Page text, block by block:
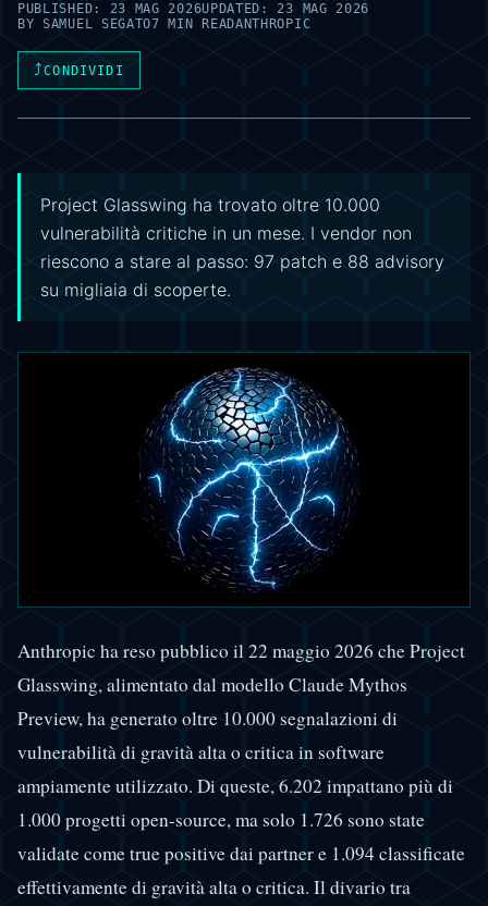
PUBLISHED: 23 MAG 2026UPDATED: 23 MAG 2026
BY SAMUEL SEGATO7 MIN READANTHROPIC
⤴CONDIVIDI
Project Glasswing ha trovato oltre 10.000
vulnerabilità critiche in un mese. I vendor non
riescono a stare al passo: 97 patch e 88 advisory
su migliaia di scoperte.
Anthropic ha reso pubblico il 22 maggio 2026 che Project
Glasswing, alimentato dal modello Claude Mythos
Preview, ha generato oltre 10.000 segnalazioni di
vulnerabilità di gravità alta o critica in software
ampiamente utilizzato. Di queste, 6.202 impattano più di
1.000 progetti open-source, ma solo 1.726 sono state
validate come true positive dai partner e 1.094 classificate
effettivamente di gravità alta o critica. Il divario tra